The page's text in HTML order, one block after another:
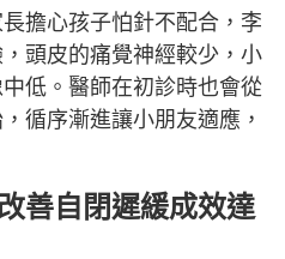
擔心孩子怕針不配合，李
頭皮的痛覺神經較少，小
低。醫師在初診時也會從
循序漸進讓小朋友適應，
善自閉遲緩成效達